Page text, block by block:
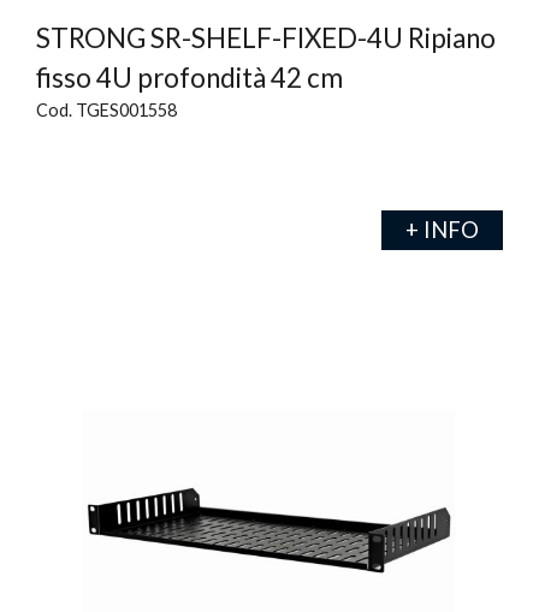
STRONG SR-SHELF-FIXED-4U Ripiano
fisso 4U profondità 42 cm
Cod. TGES001558
+ INFO